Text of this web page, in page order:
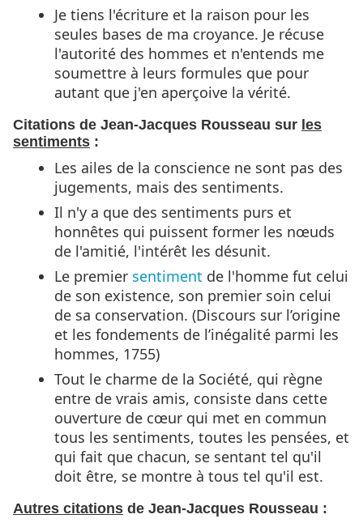
Je tiens l'écriture et la raison pour les
seules bases de ma croyance. Je récuse
l'autorité des hommes et n'entends me
soumettre à leurs formules que pour
autant que j'en aperçoive la vérité.
Citations de Jean-Jacques Rousseau sur les
sentiments :
Les ailes de la conscience ne sont pas des
jugements, mais des sentiments.
Il n'y a que des sentiments purs et
honnêtes qui puissent former les nœuds
de l'amitié, l'intérêt les désunit.
Le premier sentiment de l'homme fut celui
de son existence, son premier soin celui
de sa conservation. (Discours sur l’origine
et les fondements de l’inégalité parmi les
hommes, 1755)
Tout le charme de la Société, qui règne
entre de vrais amis, consiste dans cette
ouverture de cœur qui met en commun
tous les sentiments, toutes les pensées, et
qui fait que chacun, se sentant tel qu'il
doit être, se montre à tous tel qu'il est.
Autres citations de Jean-Jacques Rousseau :